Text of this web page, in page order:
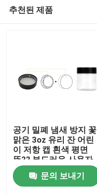
추천된 제품
공기 밀폐 냄새 방지 꽃
맑은 3oz 유리 잔 어린
이 저항 캡 흰색 평면
뚜?? 부드러운 사용자
지정 로고
문의 보내기